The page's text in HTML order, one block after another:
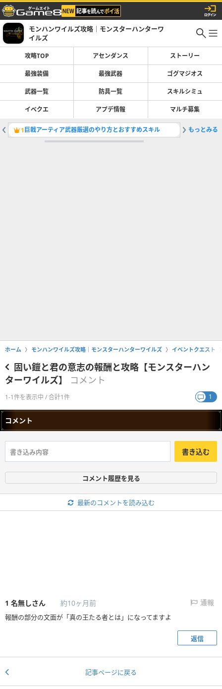
モンハンワイルズ攻略｜モンスターハンターワ
イルズ
攻略TOP アセンダンス ストーリー
最強装備 最強武器 ゴグマジオス
武器一覧 防具一覧 スキルシミュ
イベクエ アプデ情報 マルチ募集
1巨戟アーティア武器厳選のやり方とおすすめスキル 2ライト
もっとみる
ホーム モンハンワイルズ攻略｜モンスターハンターワイルズ イベントクエスト
固い鎧と君の意志の報酬と攻略【モンスターハン
ターワイルズ】
コメント
1-1件を表示中 / 合計1件 1
コメント
書き込む
コメント履歴を見る
最新のコメントを読み込む
1 名無しさん 約10ヶ月前 通報
報酬の部分の文面が「真の王たる者とは」になってますよ
返信
記事ページに戻る